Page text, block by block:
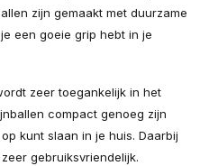
zijn gemaakt met duurzame
een goeie grip hebt in je
zeer toegankelijk in het
compact genoeg zijn
kunt slaan in je huis. Daarbij
gebruiksvriendelijk.